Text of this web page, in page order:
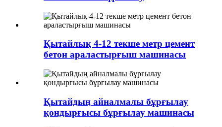
Қытайлық 4-12 текше метр цемент
бетон араластырғыш машинасы
Қытайдың айналмалы бұрғылау
қондырғысы бұрғылау машинасы